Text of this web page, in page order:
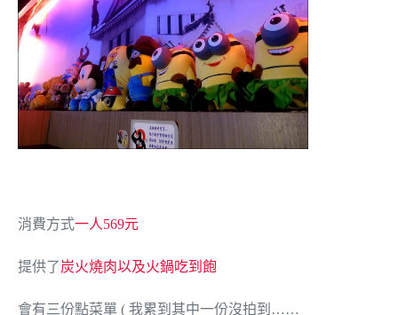
消費方式一人569元
提供了炭火燒肉以及火鍋吃到飽
會有三份點菜單 ( 我累到其中一份沒拍到……